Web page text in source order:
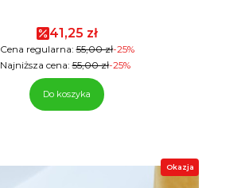
Cena promocyjna
41,25 zł
Cena regularna: 55,00 zł-25%
Najniższa cena: 55,00 zł-25%
Do koszyka
Okazja